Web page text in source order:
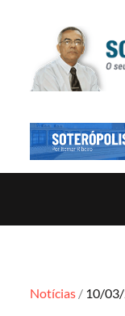
PORTAL
Notícias Posted
10/